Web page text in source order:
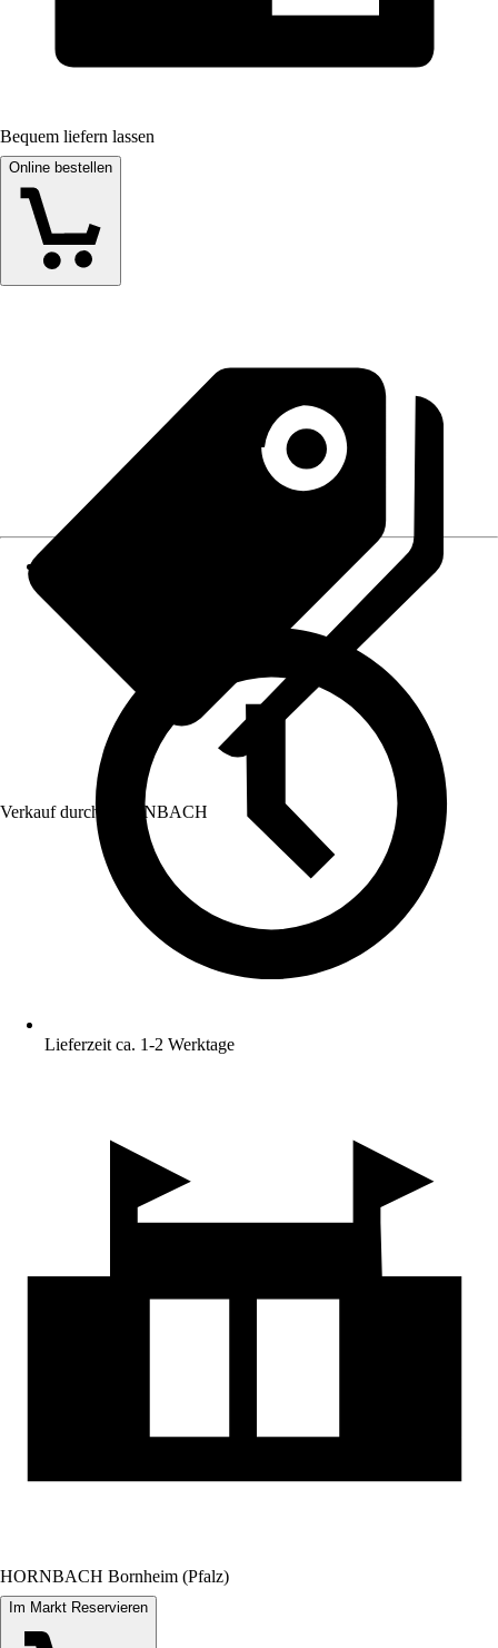
Bequem liefern lassen
Online bestellen
Verkauf durch: HORNBACH
Lieferzeit ca. 1-2 Werktage
HORNBACH Bornheim (Pfalz)
Im Markt Reservieren